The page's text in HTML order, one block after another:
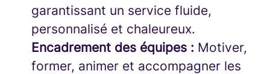
garantissant un service fluide,
personnalisé et chaleureux.
Encadrement des équipes : Motiver,
former, animer et accompagner les